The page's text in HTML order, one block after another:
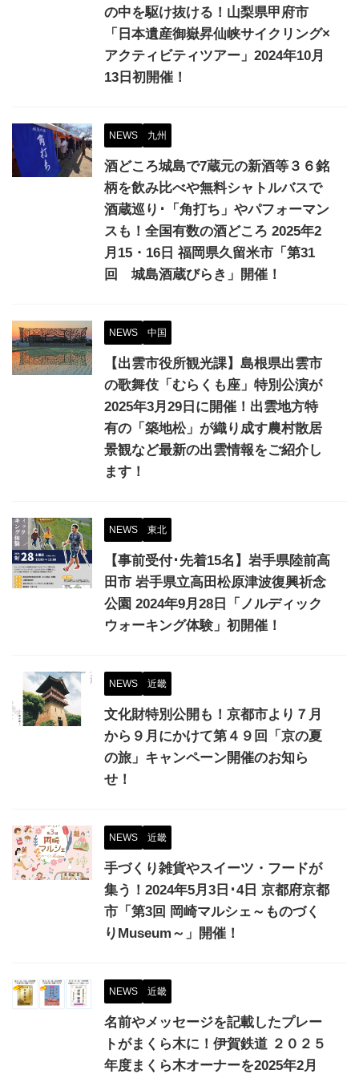
の中を駆け抜ける！山梨県甲府市
「日本遺産御嶽昇仙峡サイクリング×
アクティビティツアー」2024年10月
13日初開催！
NEWS 九州
酒どころ城島で7蔵元の新酒等３６銘
柄を飲み比べや無料シャトルバスで
酒蔵巡り･「角打ち」やパフォーマン
スも！全国有数の酒どころ 2025年2
月15・16日 福岡県久留米市「第31
回 城島酒蔵びらき」開催！
NEWS 中国
【出雲市役所観光課】島根県出雲市
の歌舞伎「むらくも座」特別公演が
2025年3月29日に開催！出雲地方特
有の「築地松」が織り成す農村散居
景観など最新の出雲情報をご紹介し
ます！
NEWS 東北
【事前受付･先着15名】岩手県陸前高
田市 岩手県立高田松原津波復興祈念
公園 2024年9月28日「ノルディック
ウォーキング体験」初開催！
NEWS 近畿
文化財特別公開も！京都市より７月
から９月にかけて第４９回「京の夏
の旅」キャンペーン開催のお知ら
せ！
NEWS 近畿
手づくり雑貨やスイーツ・フードが
集う！2024年5月3日･4日 京都府京都
市「第3回 岡崎マルシェ～ものづく
りMuseum～」開催！
NEWS 近畿
名前やメッセージを記載したプレー
トがまくら木に！伊賀鉄道 ２０２５
年度まくら木オーナーを2025年2月